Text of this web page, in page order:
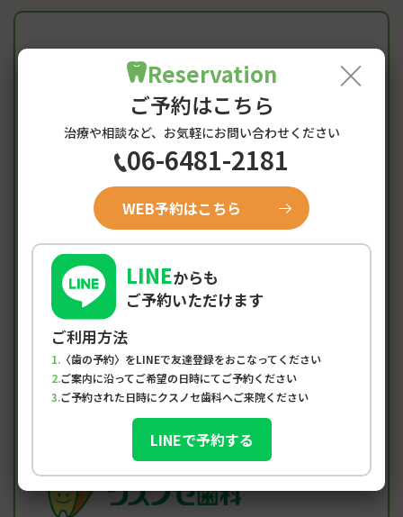
Access
阪神尼崎駅からのアクセス・
診療時間
診療時間 月 火 水 木
9:00-12:30
14:00-19:00 ● ● × ● ●
土曜は9:00-15:00
初めての方、急患の方も随時受付中
※午前、午後ともに最終受付は診療時間の1時間前となり
ます。
※当院は予約制です。定休日…水曜・日曜・祝日
×
Reservation
ご予約はこちら
治療や相談など、お気軽にお問い合わせください
06-6481-2181
WEB予約はこちら
LINEからも
ご予約いただけます
ご利用方法
〈歯の予約〉をLINEで友達登録をおこなってください
ご案内に沿ってご希望の日時にてご予約ください
ご予約された日時にクスノセ歯科へご来院ください
LINEで予約する